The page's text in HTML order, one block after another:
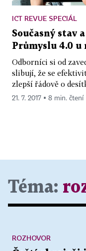
ICT REVUE SPECIÁL
Současný stav
Průmyslu 4.0 u
Odborníci si od
slibují, že se
zlepší řádově o
21. 7. 2017 ▪ 8 min. čtení
Téma:
ROZHOVOR